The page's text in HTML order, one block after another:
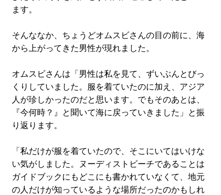
ます。
そんななか、ちょうどオムスビさんの目の前に、海
から上がってきた男性が現れました。
オムスビさんは「男性は私を見て、ずいぶんとびっ
くりしていました。服を着ていたのに加え、アジア
人が珍しかったのだと思います。でもそのあとは、
『今何時？』と聞いて海に戻っていきました」と振
り返ります。
「私だけが服を着ていたので、そこにいてはいけな
い気がしました。ヌーディストビーチであることは
ガイドブックにもどこにも書かれていなくて、地元
の人だけが知っているような場所だったのかもしれ